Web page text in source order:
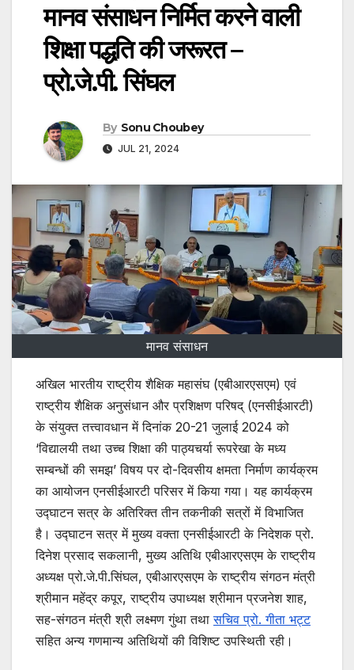
मानव संसाधन निर्मित करने वाली
शिक्षा पद्धति की जरूरत –
प्रो.जे.पी. सिंघल
By Sonu Choubey
JUL 21, 2024
मानव संसाधन
अखिल भारतीय राष्ट्रीय शैक्षिक महासंघ (एबीआरएसएम) एवं
राष्ट्रीय शैक्षिक अनुसंधान और प्रशिक्षण परिषद् (एनसीईआरटी)
के संयुक्त तत्त्वावधान में दिनांक 20-21 जुलाई 2024 को
‘विद्यालयी तथा उच्च शिक्षा की पाठ्यचर्या रूपरेखा के मध्य
सम्बन्धों की समझ’ विषय पर दो-दिवसीय क्षमता निर्माण कार्यक्रम
का आयोजन एनसीईआरटी परिसर में किया गया। यह कार्यक्रम
उद्घाटन सत्र के अतिरिक्त तीन तकनीकी सत्रों में विभाजित
है। उद्घाटन सत्र में मुख्य वक्ता एनसीईआरटी के निदेशक प्रो.
दिनेश प्रसाद सकलानी, मुख्य अतिथि एबीआरएसएम के राष्ट्रीय
अध्यक्ष प्रो.जे.पी.सिंघल, एबीआरएसएम के राष्ट्रीय संगठन मंत्री
श्रीमान महेंद्र कपूर, राष्ट्रीय उपाध्यक्ष श्रीमान प्रजनेश शाह,
सह-संगठन मंत्री श्री लक्ष्मण गुंथा तथासचिव प्रो. गीता भट्ट
सहित अन्य गणमान्य अतिथियों की विशिष्ट उपस्थिती रही।